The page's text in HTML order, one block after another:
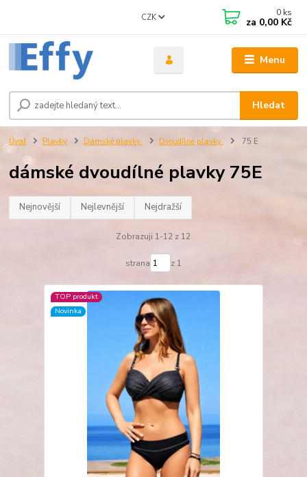
Menu
CZK
Hledat
0 ks
za 0,00 Kč
Úvod Plavky Dámské plavky Dvoudílné plavky 75 E
dámské dvoudílné plavky 75E
Nejnovější Nejlevnější Nejdražší
Zobrazuji 1-12 z 12
strana z 1
TOP produkt
Novinka